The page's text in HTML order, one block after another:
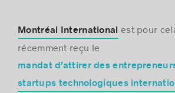
Montréal International est pour
récemment reçu le
mandat d’attirer des
startups technologiques